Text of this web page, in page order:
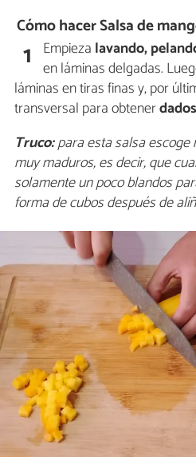
Cómo hacer Salsa de
1 Empieza lavando,
en láminas delgadas.
láminas en tiras finas y, por
transversal para obtener
Truco:para esta salsa escoge
muy maduros, es decir, que
solamente un poco blandos
forma de cubos después de